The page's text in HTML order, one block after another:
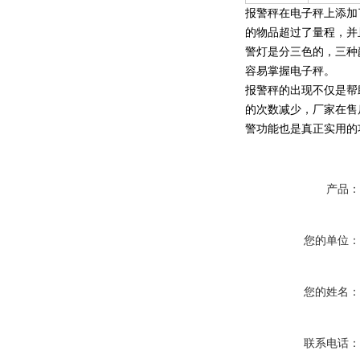
报警秤在电子秤上添
的物品超过了量程，
警灯是分三色的，三
容易掌握电子秤。
报警秤的出现不仅是
的次数减少，厂家在
警功能也是真正实用
产品：
您的单位：
您的姓名：
联系电话：